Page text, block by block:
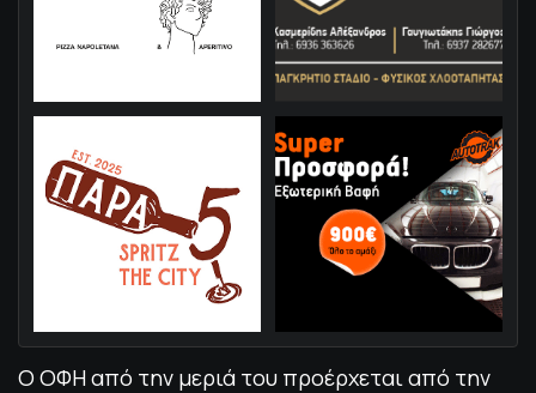
Ο ΟΦΗ από την μεριά του προέρχεται από την